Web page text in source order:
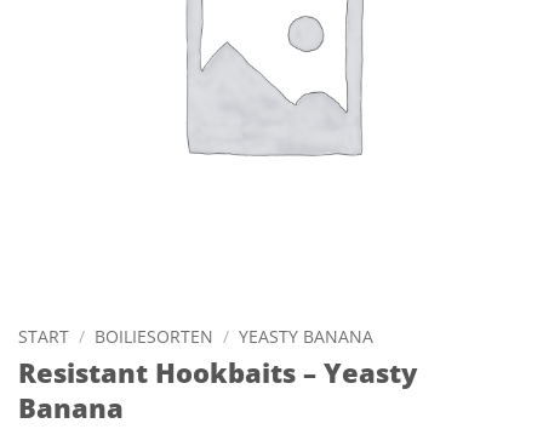
START / BOILIESORTEN / YEASTY BANANA
Resistant Hookbaits – Yeasty
Banana